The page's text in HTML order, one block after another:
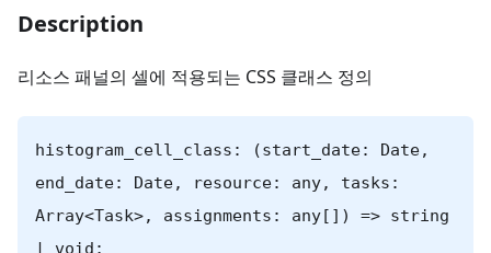
Description
리소스 패널의 셀에 적용되는 CSS 클래스 정의
histogram_cell_class: (start_date: Date,
end_date: Date, resource: any, tasks:
Array<Task>, assignments: any[]) => string
| void;